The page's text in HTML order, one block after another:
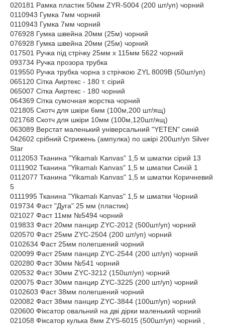
020181 Рамка пластик 50мм ZYR-5004 (200 шт/уп) чорний
0110943 Гумка 7мм чорний
0110943 Гумка 7мм чорний
076928 Гумка швейна 20мм (25м) чорний
076928 Гумка швейна 20мм (25м) чорний
017501 Ручка під стрічку 25мм х 115мм 5622 чорний
093734 Ручка прозора трубка
019550 Ручка трубка чорна з стрічкою ZYL 8009B (50шт/уп)
065120 Сітка Аиртекс - 180 т. сірий
065007 Сітка Аиртекс - 180 чорний
064369 Сітка сумочная жорстка чорний
021805 Скотч для шкіри 6мм (100м,200 шт/ящ)
021768 Скотч для шкіри 10мм (100м,120шт/ящ)
063089 Верстат маленький універсальний "YETEN" синій
042602 срібний Стрижень (ампулка) по шкірі 200шт/уп Silver
Star
0112053 Тканина "Yikamalı Kanvas" 1,5 м шматки сірий 13
0111902 Тканина "Yikamalı Kanvas" 1,5 м шматки Синій 1
0112077 Тканина "Yikamalı Kanvas" 1,5 м шматки Коричневий
5
0111995 Тканина "Yikamalı Kanvas" 1,5 м шматки Чорний
019734 Фаст "Дуга" 25 мм (пластик)
021027 Фаст 11мм №5494 чорний
019833 Фаст 20мм панцир ZYC-2012 (500шт/уп) чорний
020570 Фаст 25мм ZYC-2504 (200 шт/уп) чорний
0102634 Фаст 25мм полегшений чорний
020099 Фаст 25мм панцир ZYC-2544 (200 шт/уп) чорний
020280 Фаст 30мм №541 чорний
020532 Фаст 30мм ZYC-3212 (150шт/уп) чорний
020075 Фаст 30мм панцир ZYC-3225 (200 шт/уп) чорний
0102603 Фаст 38мм полегшений чорний
020082 Фаст 38мм панцир ZYC-3844 (100шт/уп) чорний
020600 Фіксатор овальний на дві дірки маленький чорний
021058 Фіксатор кулька 8мм ZYS-6015 (500шт/уп) чорний ,